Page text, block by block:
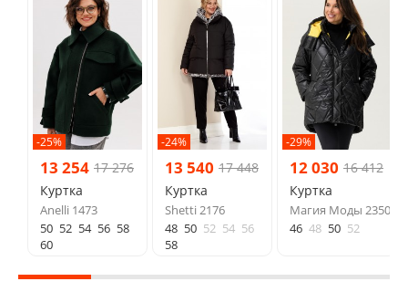
-25%
13 254 17 276
Куртка
Anelli 1473
50 52 54 56 58
60
-24%
13 540 17 448
Куртка
Shetti 2176
48 50 52 54 56
58
-29%
12 030 16 412
Куртка
Магия Моды 2350
46 48 50 52